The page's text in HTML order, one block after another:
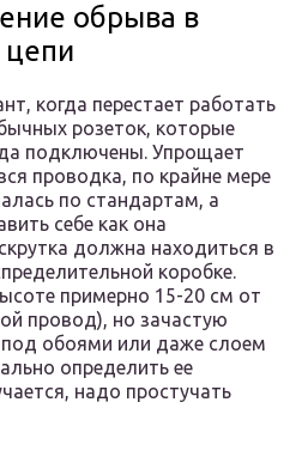
обрыва в
цепи
когда перестает работать
розеток, которые
подключены. Упрощает
проводка, по крайне мере
по стандартам, а
себе как она
должна находиться в
коробке.
примерно 15-20 см от
провод), но зачастую
обоями или даже слоем
определить ее
надо простучать